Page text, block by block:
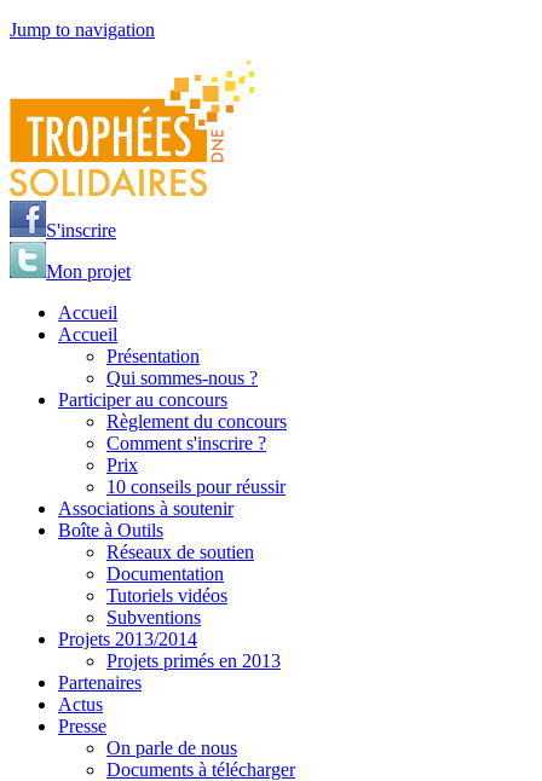
Jump to navigation
S'inscrire
Mon projet
Accueil
Accueil
Présentation
Qui sommes-nous ?
Participer au concours
Règlement du concours
Comment s'inscrire ?
Prix
10 conseils pour réussir
Associations à soutenir
Boîte à Outils
Réseaux de soutien
Documentation
Tutoriels vidéos
Subventions
Projets 2013/2014
Projets primés en 2013
Partenaires
Actus
Presse
On parle de nous
Documents à télécharger